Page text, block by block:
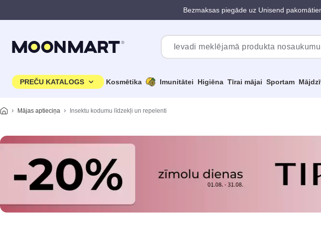
Bezmaksas piegāde uz Unisend
PREČU KATALOGS Kosmētika Imunitātei Higiēna Tīrai mājai Sportam
Mājas aptieciņa Insektu kodumu līdzekļi un repelenti